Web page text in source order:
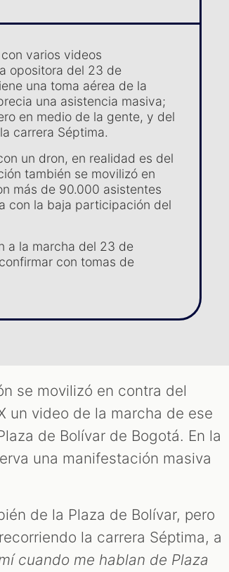
varios videos
opositora del 23 de
una toma aérea de la
una asistencia masiva;
en medio de la gente, y del
carrera Séptima.
un dron, en realidad es del
también se movilizó en
más de 90.000 asistentes
con la baja participación del
a la marcha del 23 de
con tomas de
se movilizó en contra del
un video de la marcha de ese
de Bolívar de Bogotá. En la
una manifestación masiva
de la Plaza de Bolívar, pero
la carrera Séptima, a
mí cuando me hablan de Plaza